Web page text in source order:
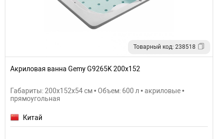
Товарный код: 238518
Акриловая ванна Gemy G9265K 200х152
Габариты: 200x152x54 см • Объем: 600 л • акриловые •
прямоугольная
Китай